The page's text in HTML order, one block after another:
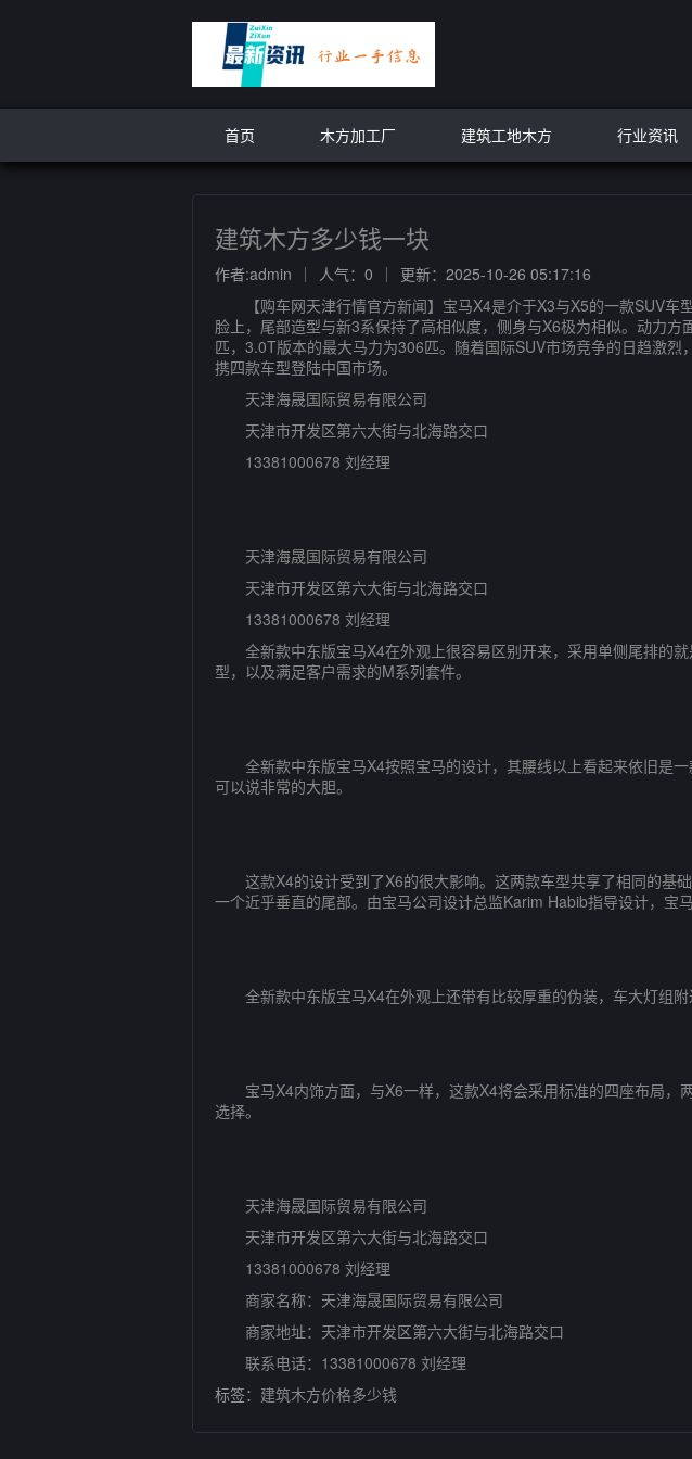
首页 木方加工厂 建筑工地木方 行业资讯
建筑木方多少钱一块
作者:admin 人气：0
更新：2025-10-26 05:17:16
【购车网天津行情官方新闻】宝马X4是介于X3与X5的一款SUV车
脸上，尾部造型与新3系保持了高相似度，侧身与X6极为相似。动力
匹，3.0T版本的最大马力为306匹。随着国际SUV市场竞争的日趋激
携四款车型登陆中国市场。
天津海晟国际贸易有限公司
天津市开发区第六大街与北海路交口
13381000678 刘经理
天津海晟国际贸易有限公司
天津市开发区第六大街与北海路交口
13381000678 刘经理
全新款中东版宝马X4在外观上很容易区别开来，采用单侧尾排的
型，以及满足客户需求的M系列套件。
全新款中东版宝马X4按照宝马的设计，其腰线以上看起来依旧是
可以说非常的大胆。
这款X4的设计受到了X6的很大影响。这两款车型共享了相同的基
一个近乎垂直的尾部。由宝马公司设计总监Karim Habib指导设计，宝
全新款中东版宝马X4在外观上还带有比较厚重的伪装，车大灯组附
宝马X4内饰方面，与X6一样，这款X4将会采用标准的四座布局，
选择。
天津海晟国际贸易有限公司
天津市开发区第六大街与北海路交口
13381000678 刘经理
商家名称：天津海晟国际贸易有限公司
商家地址：天津市开发区第六大街与北海路交口
联系电话：13381000678 刘经理
标签： 建筑木方价格多少钱